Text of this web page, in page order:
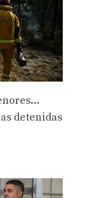
detenidas